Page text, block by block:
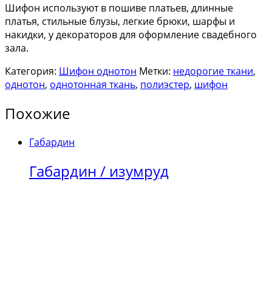
Шифон используют в пошиве платьев, длинные
платья, стильные блузы, легкие брюки, шарфы и
накидки, у декораторов для оформление свадебного
зала.
Категория: Шифон однотон Метки: недорогие ткани,
однотон, однотонная ткань, полиэстер, шифон
Похожие
Габардин
Габардин / изумруд